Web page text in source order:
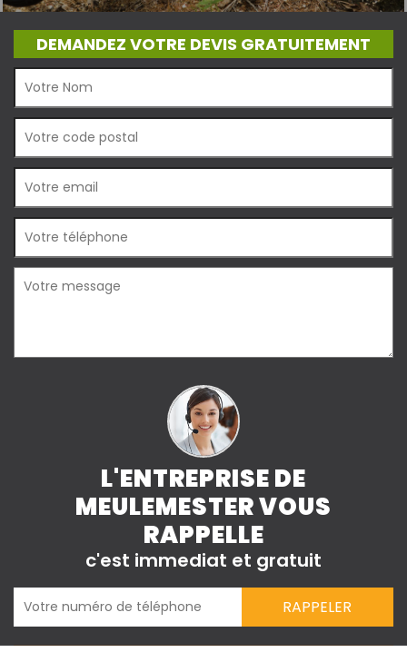
DEMANDEZ VOTRE DEVIS GRATUITEMENT
L'ENTREPRISE DE
MEULEMESTER VOUS
RAPPELLE
c'est immediat et gratuit